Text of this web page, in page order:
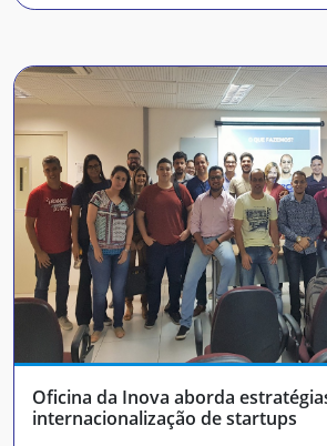
Oficina da Inova aborda
internacionalização de startups